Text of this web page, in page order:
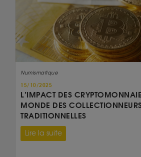
Numismatique
15/10/2025
L’IMPACT DES
MONDE DES
TRADITIONNELLES
Lire la suite